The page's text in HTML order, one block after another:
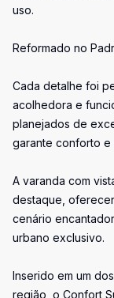
uso.
Reformado no
Cada detalhe foi
acolhedora e
planejados de
garante conforto e
A varanda com
destaque,
cenário
urbano exclusivo.
Inserido em um
região, o Confort